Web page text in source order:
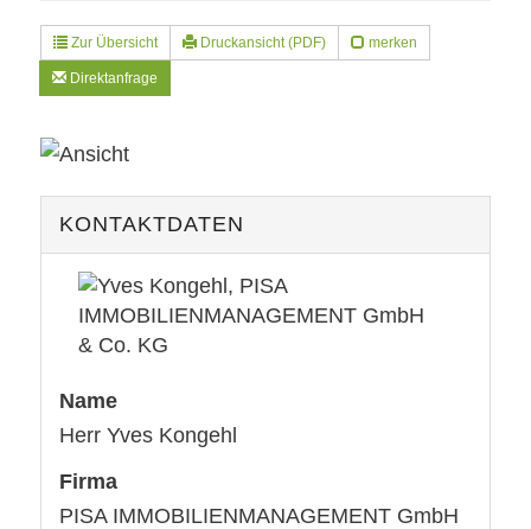
Zur Übersicht Druckansicht (PDF) merken
Direktanfrage
KONTAKTDATEN
Name
Herr Yves Kongehl
Firma
PISA IMMOBILIENMANAGEMENT GmbH